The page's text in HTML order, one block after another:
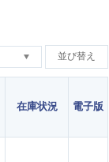
在庫状況 電子版